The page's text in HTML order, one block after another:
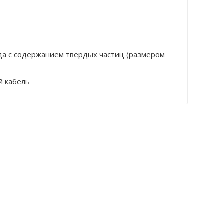
с содержанием твердых частиц (размером
кабель